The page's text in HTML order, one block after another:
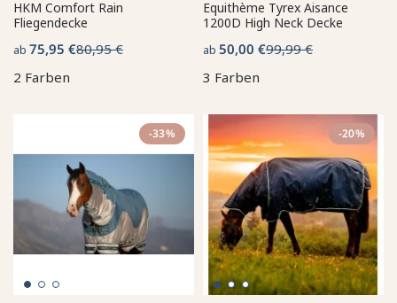
HKM Comfort Rain
Fliegendecke
ab 75,95 €80,95 €
2 Farben
Equithème Tyrex Aisance
1200D High Neck Decke
ab 50,00 €99,99 €
3 Farben
-33% -20%